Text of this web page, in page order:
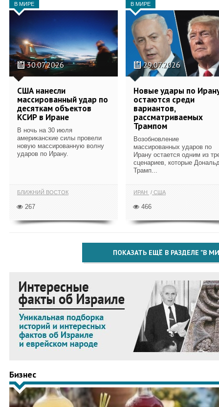
В МИРЕ
30.07.2026
США нанесли
массированный удар по
десяткам объектов
КСИР в Иране
В ночь на 30 июля
американские силы провели
новую массированную волну
ударов по Ирану.
БЛИЖНИЙ ВОСТОК
267
В МИРЕ
29.07.2026
Новые удары по
остаются среди
вариантов,
рассматриваемых
Трампом
Возобновление
массированных ударов по
Ирану остается одним из
сценариев, которые
Трамп...
ИРАН США
466
ПОКАЗАТЬ ЕЩЁ В РАЗДЕЛЕ "В
Бизнес